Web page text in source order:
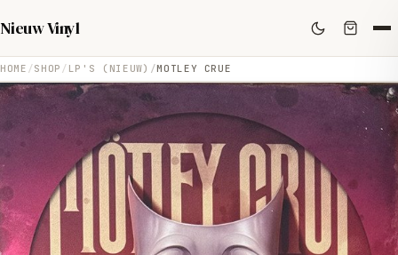
Nieuw Vinyl
HOME SHOP LP'S (NIEUW) MOTLEY CRUE